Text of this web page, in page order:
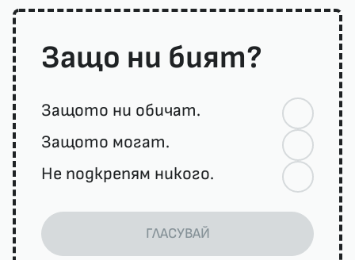
Защо ни бият?
Защото ни обичат.
Защото могат.
Не подкрепям никого.
ГЛАСУВАЙ